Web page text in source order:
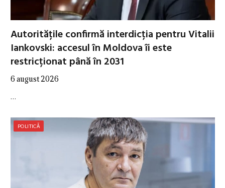
Autoritățile confirmă interdicția pentru Vitalii
Iankovski: accesul în Moldova îi este
restricționat până în 2031
6 august 2026
…
POLITICĂ